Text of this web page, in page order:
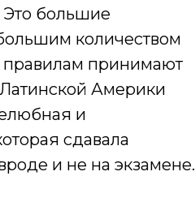
Это большие
количеством
правилам принимают
Латинской Америки
и
сдавала
и не на экзамене.